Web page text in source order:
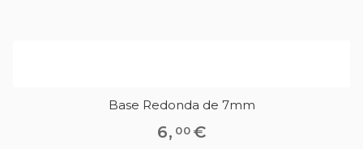
Base Redonda de 7mm
6, 00 €